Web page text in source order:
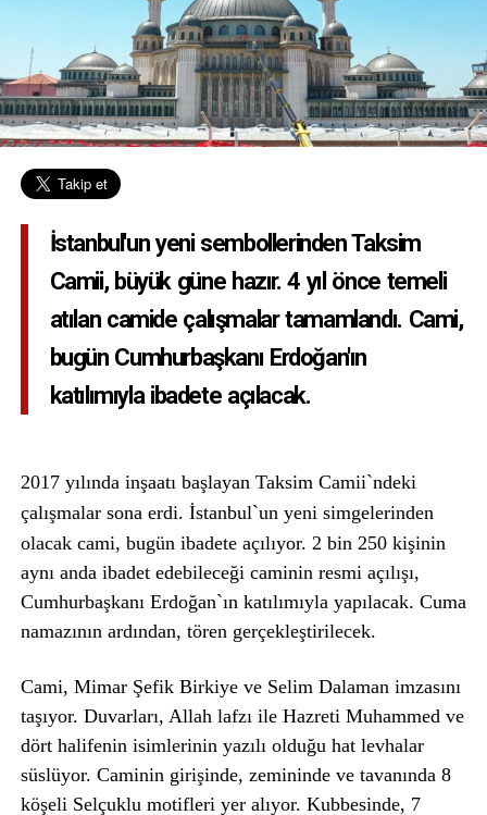
İstanbul'un yeni sembollerinden Taksim
Camii, büyük güne hazır. 4 yıl önce temeli
atılan camide çalışmalar tamamlandı. Cami,
bugün Cumhurbaşkanı Erdoğan'ın
katılımıyla ibadete açılacak.
2017 yılında inşaatı başlayan Taksim Camii`ndeki
çalışmalar sona erdi. İstanbul`un yeni simgelerinden
olacak cami, bugün ibadete açılıyor. 2 bin 250 kişinin
aynı anda ibadet edebileceği caminin resmi açılışı,
Cumhurbaşkanı Erdoğan`ın katılımıyla yapılacak. Cuma
namazının ardından, tören gerçekleştirilecek.
Cami, Mimar Şefik Birkiye ve Selim Dalaman imzasını
taşıyor. Duvarları, Allah lafzı ile Hazreti Muhammed ve
dört halifenin isimlerinin yazılı olduğu hat levhalar
süslüyor. Caminin girişinde, zemininde ve tavanında 8
köşeli Selçuklu motifleri yer alıyor. Kubbesinde, 7